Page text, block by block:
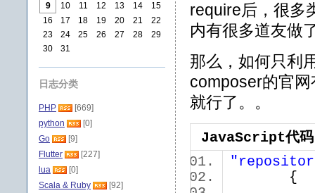
require后，很多
内有很多道友做
那么，如何只利
composer的官
就行了。。
JavaScript代码
{
9
10 11 12 13 14
15
16
17 18 19 20 21
22
23
24 25 26 27 28
29
30
31
日志分类
PHP
[669]
python
[0]
Go
[9]
Flutter
[227]
lua
[0]
Scala & Ruby
[92]